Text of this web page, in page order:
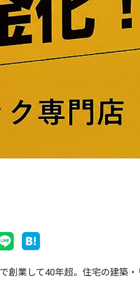
業して40年超。住宅の建築・